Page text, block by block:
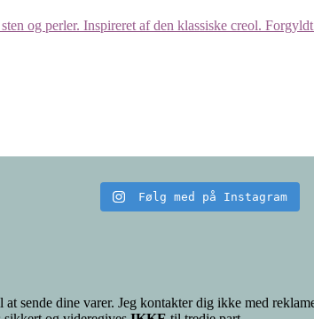
Følg med på Instagram
sende dine varer. Jeg kontakter dig ikke med